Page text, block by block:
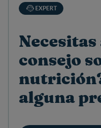
EXPERT
consejo
alguna